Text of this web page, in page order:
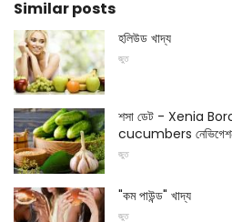
Similar posts
হলিউড খাদ্য
জুত
শসা ডেট - Xenia
cucumbers নেভিগেশন
জুত
"কম পাউন্ড" খাদ্য
জুত